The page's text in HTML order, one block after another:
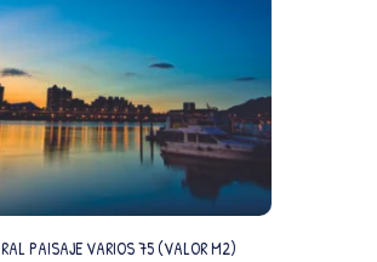
MURAL PAISAJE VARIOS 75 (VALOR M2)